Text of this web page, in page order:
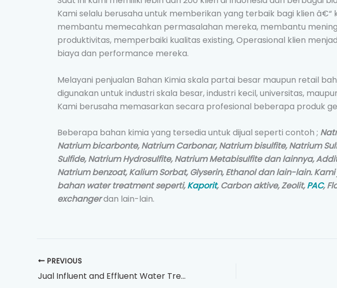
Kami selalu berusaha untuk memberikan yang terbaik bagi klien â€“
membantu memecahkan permasalahan mereka, membantu
produktivitas, memperbaiki kualitas existing, Operasional klien
biaya dan performance mereka.
Melayani penjualan Bahan Kimia skala partai besar maupun retail
digunakan untuk industri skala besar, industri kecil, universitas,
Kami berusaha memasarkan secara profesional beberapa produk
Beberapa bahan kimia yang tersedia untuk dijual seperti contoh ;
Natrium bicarbonte, Natrium Carbonar, Natrium bisulfite, Natrium
Sulfide, Natrium Hydrosulfite, Natrium Metabisulfite dan lainnya,
Natrium benzoat, Kalium Sorbat, Glyserin, Ethanol dan lain-lain.
bahan water treatment seperti,Kaporit, Carbon aktive, Zeolit,PAC,
exchangerdan lain-lain.
PREVIOUS
Jual Influent and Effluent Water Treatment